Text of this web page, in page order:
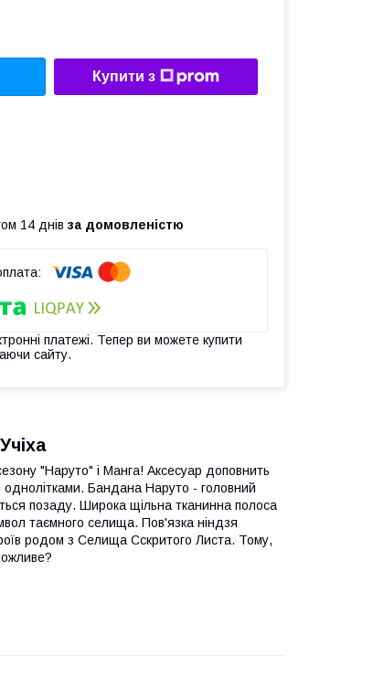
Купити з
14 днів за домовленістю
платежі. Тепер ви можете купити
сайту.
"Наруто" і Манга! Аксесуар доповнить
Бандана Наруто - головний
позаду. Широка щільна тканинна полоса
таємного селища. Пов'язка ніндзя
родом з Селища Сскритого Листа. Тому,